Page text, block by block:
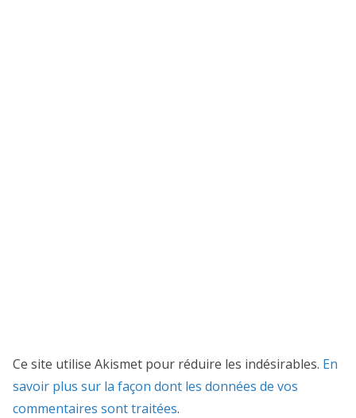
Ce site utilise Akismet pour réduire les indésirables. En
savoir plus sur la façon dont les données de vos
commentaires sont traitées.